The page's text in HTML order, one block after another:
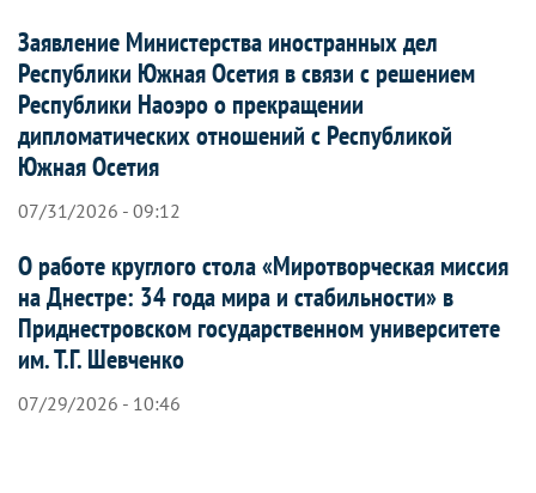
Заявление Министерства иностранных дел
Республики Южная Осетия в связи с решением
Республики Наоэро о прекращении
дипломатических отношений с Республикой
Южная Осетия
07/31/2026 - 09:12
О работе круглого стола «Миротворческая миссия
на Днестре: 34 года мира и стабильности» в
Приднестровском государственном университете
им. Т.Г. Шевченко
07/29/2026 - 10:46